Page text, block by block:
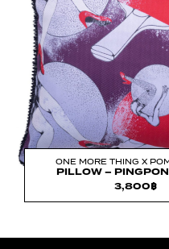
ONE MORE THING X
PILLOW –
3,800฿